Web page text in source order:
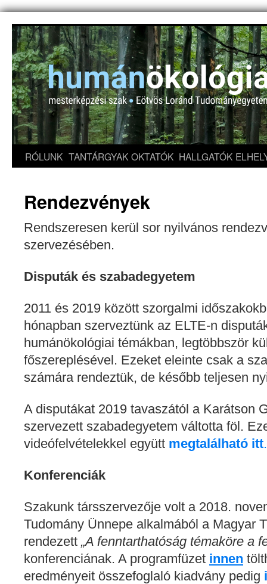
RÓLUNK TANTÁRGYAK OKTATÓK HALLGATÓK
Rendezvények
Rendszeresen kerül sor nyilvános
szervezésében.
Disputák és szabadegyetem
2011 és 2019 között szorgalmi
hónapban szerveztünk az ELTE-n
humánökológiai témákban, legtöbbször
főszereplésével. Ezeket eleinte csak a
számára rendeztük, de később teljesen
A disputákat 2019 tavaszától a Karátson
szervezett szabadegyetem váltotta föl.
videófelvételekkel együtt megtalálható itt.
Konferenciák
Szakunk társszervezője volt a 2018.
Tudomány Ünnepe alkalmából a Magyar
rendezett „A fenntarthatóság témaköre a
konferenciának. A programfüzet innen
eredményeit összefoglaló kiadvány pedig